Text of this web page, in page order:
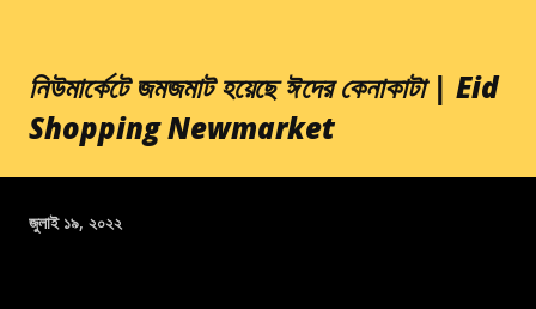
নিউমার্কেটে জমজমাট হয়েছে ঈদের কেনাকাটা | Eid
Shopping Newmarket
জুলাই ১৯, ২০২২